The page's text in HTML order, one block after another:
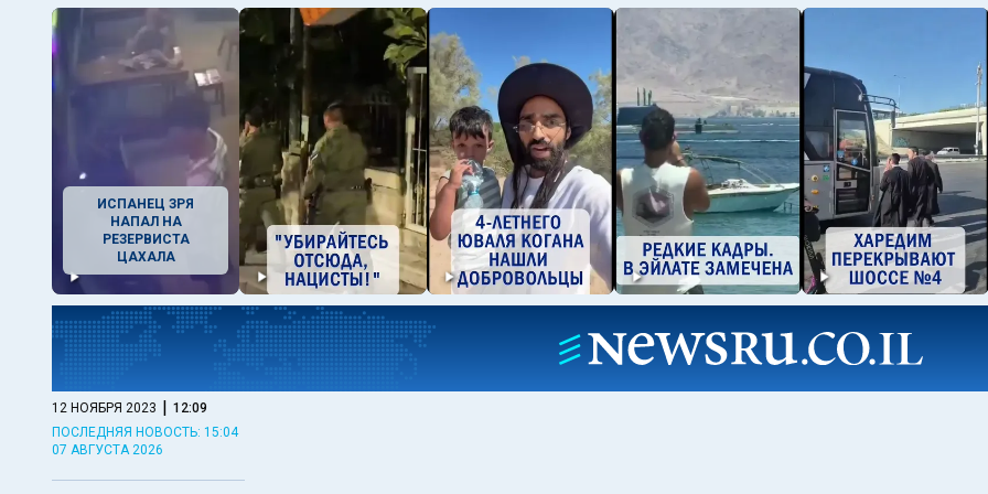
ИСПАНЕЦ ЗРЯ
НАПАЛ НА
РЕЗЕРВИСТА
ЦАХАЛА
12 НОЯБРЯ 2023 | 12:09
ПОСЛЕДНЯЯ НОВОСТЬ: 15:04
07 АВГУСТА 2026